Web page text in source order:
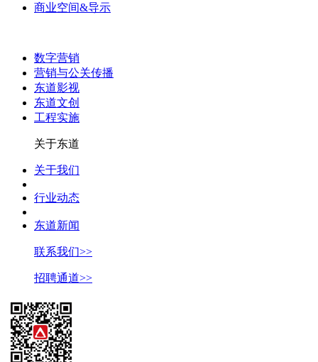
商业空间&导示
数字营销
营销与公关传播
东道影视
东道文创
工程实施
关于东道
关于我们
行业动态
东道新闻
联系我们>>
招聘通道>>